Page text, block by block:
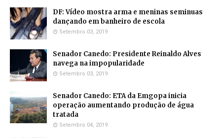
DF: Vídeo mostra arma e meninas seminuas
dançando em banheiro de escola
Setembro 03, 2019
Senador Canedo: Presidente Reinaldo Alves
navega na impopularidade
Setembro 03, 2019
Senador Canedo: ETA da Emgopa inicia
operação aumentando produção de água
tratada
Setembro 04, 2019